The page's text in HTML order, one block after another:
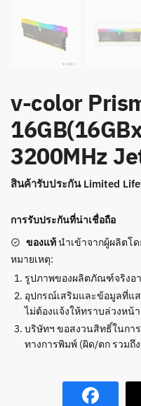
v-color
3200MHz
สินค้ารับประกัน Limited
การรับประกันที่น่าเชื่อถือ
ของแท้นำเข้าจากผู้ผลิตโด
หมายเหตุ:
รูปภาพของผลิตภัณฑ์จริงอ
อุปกรณ์เสริมและข้อมูลที่แ
ไม่ต้องแจ้งให้ทราบล่วงหน้า
บริษัทฯ ขอสงวนสิทธิ์ในกา
ทางการพิมพ์ (ผิด/ตก รวม